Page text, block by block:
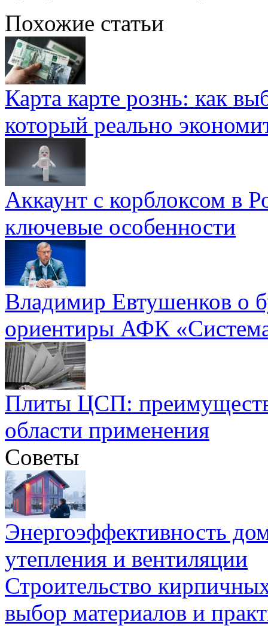
Похожие статьи
Карта карте рознь: как
который реально
Аккаунт с корблоксом в
ключевые особенности
Владимир Евтушенков о
ориентиры АФК
Плиты ЦСП:
области применения
Советы
Энергоэффективность
утепления и вентиляции
Строительство
выбор материалов и